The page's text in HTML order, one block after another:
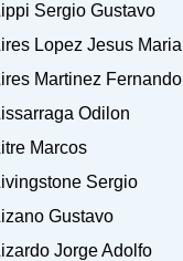
Sergio Gustavo
Lopez Jesus Maria
Martinez
Odilon
Marcos
Sergio
Gustavo
Jorge Adolfo